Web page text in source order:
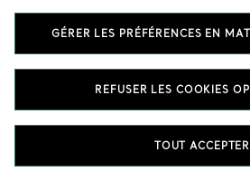
COLLIERS ET PENDENTIFS
GÉRER LES PRÉFÉRENCES EN
REFUSER LES COOKIES
TOUT ACCEPTER